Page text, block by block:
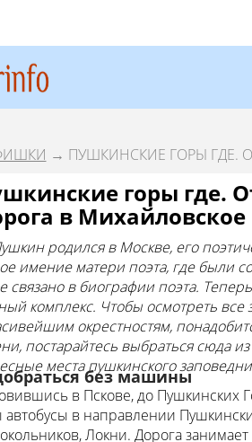
→ ПУШКИНСКИЕ ГОРЫ ГДЕ.
горы где.
в Михайловское
родился в Москве, его
имение матери поэта, где были
связано в биографии поэта.
комплекс. Чтобы осмотреть все
окрестностям,
постарайтесь выбраться сюда
места пушкинского
без машины
в Пскове, до Пушкинских
в направлении
Локни. Дорога